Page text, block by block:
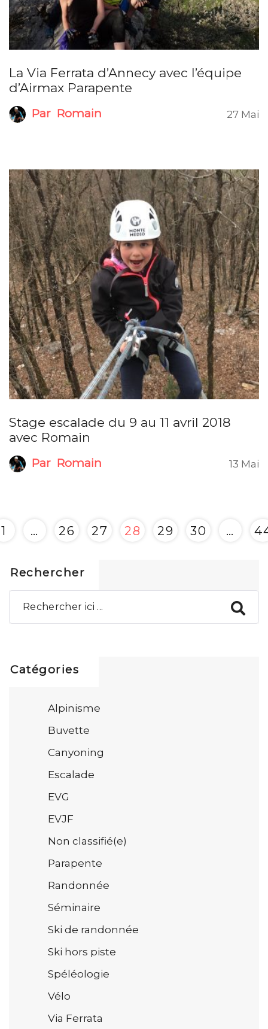
La Via Ferrata d’Annecy avec l’équipe
d’Airmax Parapente
Par Romain 27 Mai
Stage escalade du 9 au 11 avril 2018
avec Romain
Par Romain 13 Mai
1 … 26 27 28 29 30 …
Rechercher
Catégories
Alpinisme
Buvette
Canyoning
Escalade
EVG
EVJF
Non classifié(e)
Parapente
Randonnée
Séminaire
Ski de randonnée
Ski hors piste
Spéléologie
Vélo
Via Ferrata